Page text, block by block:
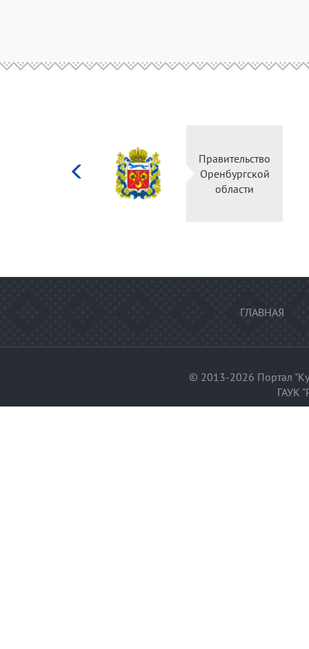
культуры
Российской
Правительство
Оренбургской
области
ГЛАВНАЯ
© 2013-2026 Портал
ГАУК